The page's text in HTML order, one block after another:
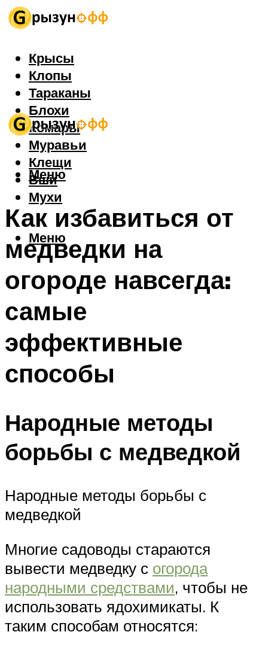
Крысы
Клопы
Тараканы
Блохи
Комары
Муравьи
Клещи
Вши
Мухи
Меню
Меню
Как избавиться от
медведки на
огороде навсегда:
самые
эффективные
способы
Народные методы
борьбы с медведкой
Народные методы борьбы с
медведкой
Многие садоводы стараются
вывести медведку с огорода
народными средствами, чтобы не
использовать ядохимикаты. К
таким способам относятся: